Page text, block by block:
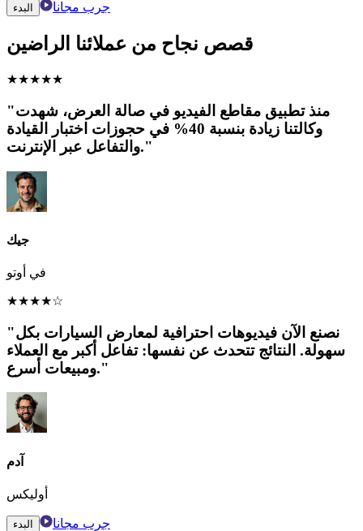
البدء جرب مجانا
قصص نجاح من عملائنا الراضين
★★★★★
"منذ تطبيق مقاطع الفيديو في صالة العرض، شهدت
وكالتنا زيادة بنسبة 40% في حجوزات اختبار القيادة
والتفاعل عبر الإنترنت."
جيك
في أوتو
★★★★☆
"نصنع الآن فيديوهات احترافية لمعارض السيارات بكل
سهولة. النتائج تتحدث عن نفسها: تفاعل أكبر مع العملاء
ومبيعات أسرع."
آدم
أوليكس
البدء جرب مجانا